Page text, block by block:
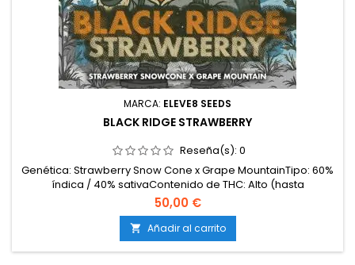
MARCA: ELEVE8 SEEDS
BLACK RIDGE STRAWBERRY
Reseña(s): 0
Genética: Strawberry Snow Cone x Grape MountainTipo: 60%
índica / 40% sativaContenido de THC: Alto (hasta
25%)Tiempo de floración: 8 semanas en interiorCosecha en
exterior: Finales de septiembreProducción en interior: 500-
550 g/m²Producción en exterior: más de 650
g/plantaAltura: 90-130 cm en interior; hasta 200 cm en
exterior...
50,00 €
 Añadir al carrito